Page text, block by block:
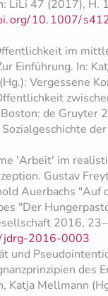
LiLi 47 (2017), H.
org/10. 1007/
im
Einführung. In:
Vergessene
de Gruyter
'Arbeit' im
Gustav
Auerbachs "Auf
"Der
2016,
jdrg-2016-0003
und
des
Katja Mellmann